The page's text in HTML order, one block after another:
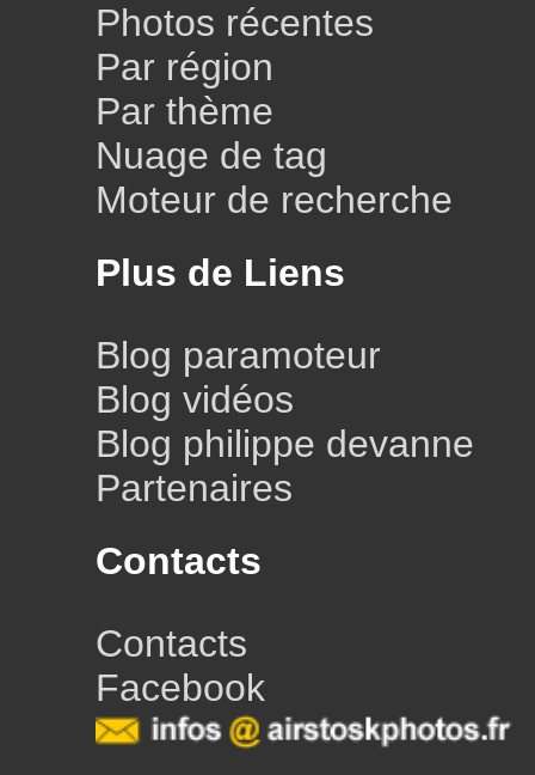
Photos récentes
Par région
Par thème
Nuage de tag
Moteur de recherche
Plus de Liens
Blog paramoteur
Blog vidéos
Blog philippe devanne
Partenaires
Contacts
Contacts
Facebook